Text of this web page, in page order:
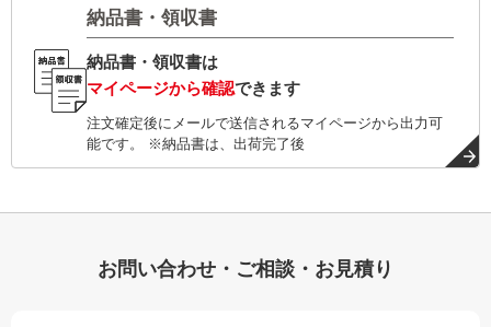
納品書・領収書
納品書・領収書は
マイページから確認できます
注文確定後にメールで送信されるマイページから出力可
能です。 ※納品書は、出荷完了後
お問い合わせ・ご相談・お見積り